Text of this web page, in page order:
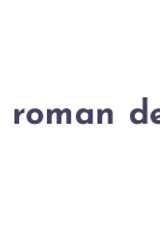
roman